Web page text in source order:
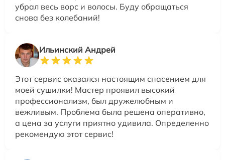
убрал весь ворс и волосы. Буду обращаться
снова без колебаний!
Ильинский Андрей
Этот сервис оказался настоящим спасением для
моей сушилки! Мастер проявил высокий
профессионализм, был дружелюбным и
вежливым. Проблема была решена оперативно,
а цена за услуги приятно удивила. Определенно
рекомендую этот сервис!